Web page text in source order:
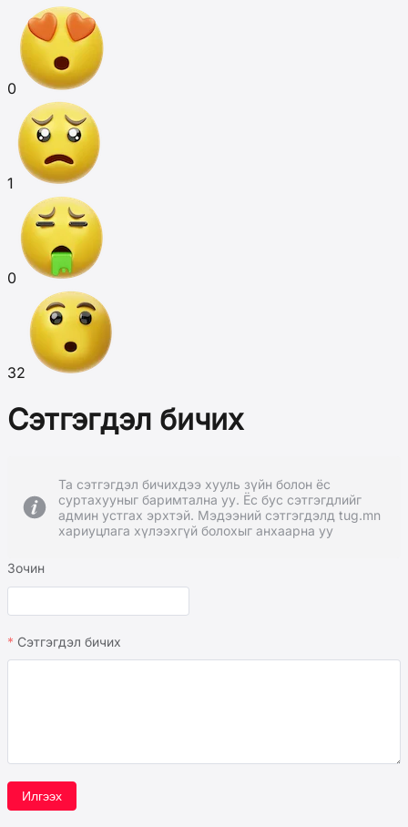
0
1
0
32
Сэтгэгдэл бичих
Та сэтгэгдэл бичихдээ хууль зүйн болон ёс
суртахууныг баримтална уу. Ёс бус сэтгэгдлийг
админ устгах эрхтэй. Мэдээний сэтгэгдэлд tug.mn
хариуцлага хүлээхгүй болохыг анхаарна уу
Зочин
Сэтгэгдэл бичих
Илгээх